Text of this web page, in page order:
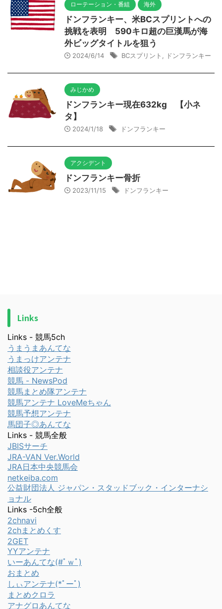
ローテーション・番組 海外
ドンフランキー、米BCスプリントへの
挑戦を表明 590キロ超の巨漢馬が海
外ビッグタイトルを狙う
2024/6/14 BCスプリント , ドンフランキー
みじかめ
ドンフランキー現在632kg 【小ネ
タ】
2024/1/18 ドンフランキー
アクシデント
ドンフランキー骨折
2023/11/15 ドンフランキー
Links
Links - 競馬5ch
うまうまあんてな
うまっけアンテナ
相談役アンテナ
競馬 - NewsPod
競馬まとめ隊アンテナ
競馬アンテナ LoveMeちゃん
競馬予想アンテナ
馬団子◎あんてな
Links - 競馬全般
JBISサーチ
JRA-VAN Ver.World
JRA日本中央競馬会
netkeiba.com
公益財団法人 ジャパン・スタッドブック・インターナシ
ョナル
Links -5ch全般
2chnavi
2chまとめくす
2GET
YYアンテナ
いーあんてな(#ﾟｗﾟ)
おまとめ
しぃアンテナ(*ﾟーﾟ)
まとめクロラ
アナグロあんてな